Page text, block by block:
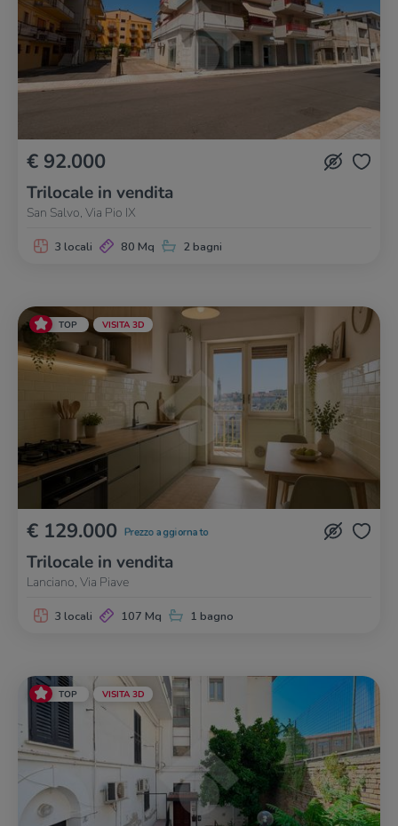
€ 92.000
Trilocale in vendita
San Salvo, Via Pio IX
3 locali 80 Mq 2 bagni
TOP VISITA 3D
€ 129.000 Prezzo aggiornato
Trilocale in vendita
Lanciano, Via Piave
3 locali 107 Mq 1 bagno
TOP VISITA 3D